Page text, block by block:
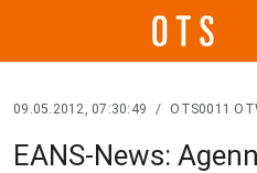
09.05.2012, 07:30:49 / OTS0011
EANS-News: